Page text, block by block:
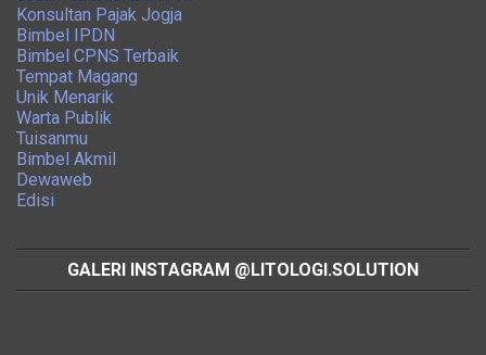
Konsultan Pajak Jogja
Bimbel IPDN
Bimbel CPNS Terbaik
Tempat Magang
Unik Menarik
Warta Publik
Tuisanmu
Bimbel Akmil
Dewaweb
Edisi
GALERI INSTAGRAM @LITOLOGI.SOLUTION